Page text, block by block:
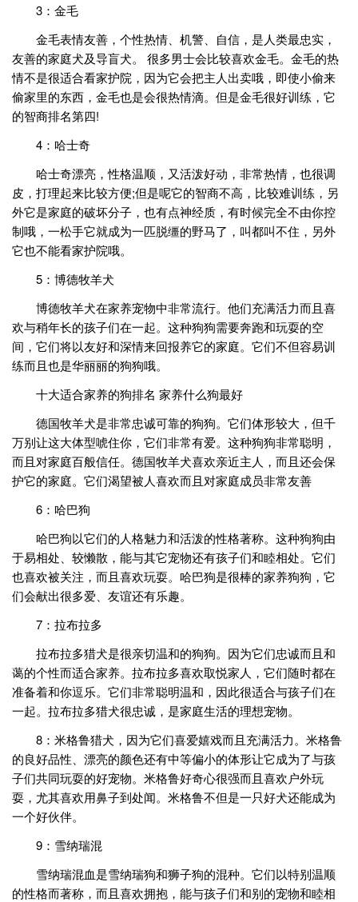
3：金毛
金毛表情友善，个性热情、机警、自信，是人类最忠实，
友善的家庭犬及导盲犬。 很多男士会比较喜欢金毛。金毛的热
情不是很适合看家护院，因为它会把主人出卖哦，即使小偷来
偷家里的东西，金毛也是会很热情滴。但是金毛很好训练，它
的智商排名第四!
4：哈士奇
哈士奇漂亮，性格温顺，又活泼好动，非常热情，也很调
皮，打理起来比较方便;但是呢它的智商不高，比较难训练，另
外它是家庭的破坏分子，也有点神经质，有时候完全不由你控
制哦，一松手它就成为一匹脱缰的野马了，叫都叫不住，另外
它也不能看家护院哦。
5：博德牧羊犬
博德牧羊犬在家养宠物中非常流行。他们充满活力而且喜
欢与稍年长的孩子们在一起。这种狗狗需要奔跑和玩耍的空
间，它们将以友好和深情来回报养它的家庭。它们不但容易训
练而且也是华丽丽的狗狗哦。
十大适合家养的狗排名 家养什么狗最好
德国牧羊犬是非常忠诚可靠的狗狗。它们体形较大，但千
万别让这大体型唬住你，它们非常有爱。这种狗狗非常聪明，
而且对家庭百般信任。德国牧羊犬喜欢亲近主人，而且还会保
护它的家庭。它们渴望被人喜欢而且对家庭成员非常友善
6：哈巴狗
哈巴狗以它们的人格魅力和活泼的性格著称。这种狗狗由
于易相处、较懒散，能与其它宠物还有孩子们和睦相处。它们
也喜欢被关注，而且喜欢玩耍。哈巴狗是很棒的家养狗狗，它
们会献出很多爱、友谊还有乐趣。
7：拉布拉多
拉布拉多猎犬是很亲切温和的狗狗。因为它们忠诚而且和
蔼的个性而适合家养。拉布拉多喜欢取悦家人，它们随时都在
准备着和你逗乐。它们非常聪明温和，因此很适合与孩子们在
一起。拉布拉多猎犬很忠诚，是家庭生活的理想宠物。
8：米格鲁猎犬，因为它们喜爱嬉戏而且充满活力。米格鲁
的良好品性、漂亮的颜色还有中等偏小的体形让它成为了与孩
子们共同玩耍的好宠物。米格鲁好奇心很强而且喜欢户外玩
耍，尤其喜欢用鼻子到处闻。米格鲁不但是一只好犬还能成为
一个好伙伴。
9：雪纳瑞混
雪纳瑞混血是雪纳瑞狗和狮子狗的混种。它们以特别温顺
的性格而著称，而且喜欢拥抱，能与孩子们和别的宠物和睦相